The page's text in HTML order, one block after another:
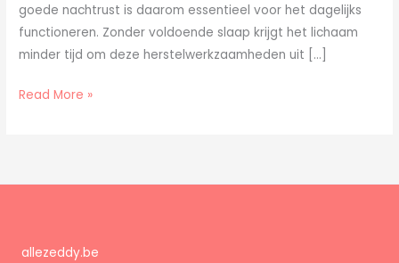
goede nachtrust is daarom essentieel voor het dagelijks
functioneren. Zonder voldoende slaap krijgt het lichaam
minder tijd om deze herstelwerkzaamheden uit […]
Read More »
allezeddy.be